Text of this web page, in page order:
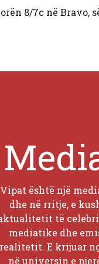
8/7c në Bravo,
Vipat është një
dhe në rritje, e
të
mediatike dhe
realitetit. E krijuar
në universin e